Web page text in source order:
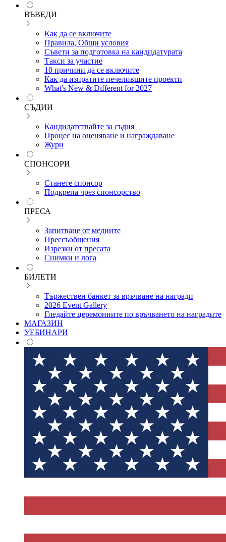
ВЪВЕДИ
Как да се включите
Правила, Общи условия
Съвети за подготовка на кандидатурата
Такси за участие
10 причини да се включите
Как да изпратите печелившите проекти
What's New & Different for 2027
СЪДИИ
Кандидатствайте за съдия
Процес на оценяване и награждаване
Жури
СПОНСОРИ
Станете спонсор
Подкрепа чрез спонсорство
ПРЕСА
Запитване от медиите
Прессъобщения
Изрезки от пресата
Снимки и лога
БИЛЕТИ
Тържествен банкет за връчване на награди
2026 Event Gallery
Гледайте церемониите по връчването на наградите
МАГАЗИН
УЕБИНАРИ